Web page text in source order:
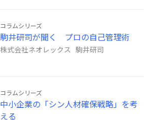
コラムシリーズ
駒井研司が聞く プロの自己管理術
株式会社ネオレックス 駒井研司
コラムシリーズ
中小企業の「シン人材確保戦略」を考
える